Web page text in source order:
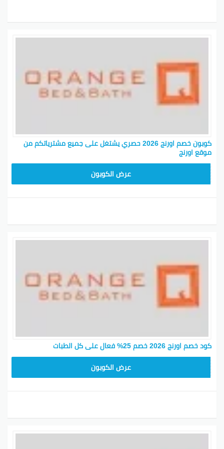
عشان توصل لك كل الأخبار الجديدة مباشرة في بريدك.
بهالشكل، أورنج توضح التزامها بتقديم خدمة عملاء ممتازة
منطقة الشرق الأوسط.
ليش تستخدم كود خصم أورنج لمتجر نوف فاشن
2. الرمز الترويجي لأورنج:
استخدم الرمز الترويجي عند الدفع بموقع نوف فاشن عشان
تحصل على خصم فوري لطلبك.
3. تخفيضات أورنج للمفارش:
4. كود برومو أورنج:
عشان تستمتع بتخفيض إضافي وعروض حصرية.
لا تفوت فرصة الحصول على قسيمة شراء من أورنج
واستخدمها عند التسوق في نوف فاشن للحصول على خصم
ممتاز على طلبك.
نوف فاشن.
كود خصم أورنج 2026 هو الرمز اللي يخليك تستهلك خصم
مميز عند التسوق من منصة أورنج. كمان فيه أكواد خصم
مثل كود خصم أورنج نوف فاشن وكود خصم أورنج رغد دايز
تعتبر الأكواد فرصة ممتازة للتوفير أثناء التسوق عبر
الإنترنت. تقدر تبحث عنها عبر تويتر أو تحصل على قسيمة
كوبون خصم اورنج 2026 حصري يشتغل على جميع مشترياتكم من
موقع اورنج
عرض الكوبون
كود خصم اورنج 2026 خصم 25% فعال على كل الطبات
عرض الكوبون